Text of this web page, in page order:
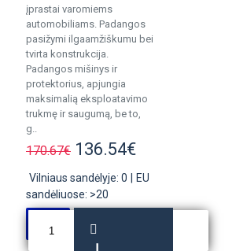
įprastai varomiems
automobiliams. Padangos
pasižymi ilgaamžiškumu bei
tvirta konstrukcija.
Padangos mišinys ir
protektorius, apjungia
maksimalią eksploatavimo
trukmę ir saugumą, be to,
g..
170.67€ 136.54€
Vilniaus sandėlyje: 0
EU
sandėliuose: >20